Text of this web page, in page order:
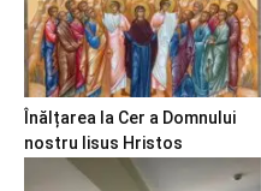
Înălțarea la Cer a Domnului
nostru Iisus Hristos